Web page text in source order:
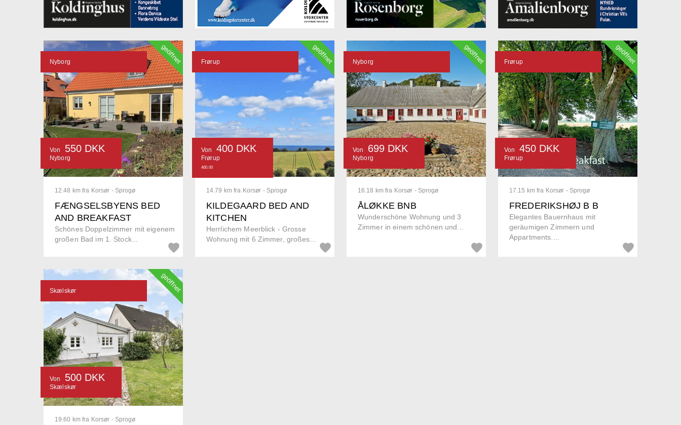
12.48 km fra Korsør - Sprogø
FÆNGSELSBYENS BED
AND BREAKFAST
Schönes Doppelzimmer mit eigenem
großen Bad im 1. Stock...
Nyborg
Von 550 DKK
Nyborg
geöffnet
14.79 km fra Korsør - Sprogø
KILDEGAARD BED AND
KITCHEN
Herrlichem Meerblick - Grosse
Wohnung mit 6 Zimmer, großes...
Frørup
Von 400 DKK
Frørup
400.00
geöffnet
16.18 km fra Korsør - Sprogø
ÅLØKKE BNB
Wunderschöne Wohnung und 3
Zimmer in einem schönen und...
Nyborg
Von 699 DKK
Nyborg
geöffnet
17.15 km fra Korsør - Sprogø
FREDERIKSHØJ B B
Elegantes Bauernhaus mit
geräumigen Zimmern und
Appartments....
Frørup
Von 450 DKK
Frørup
geöffnet
19.60 km fra Korsør - Sprogø
Skælskør
Von 500 DKK
Skælskør
geöffnet